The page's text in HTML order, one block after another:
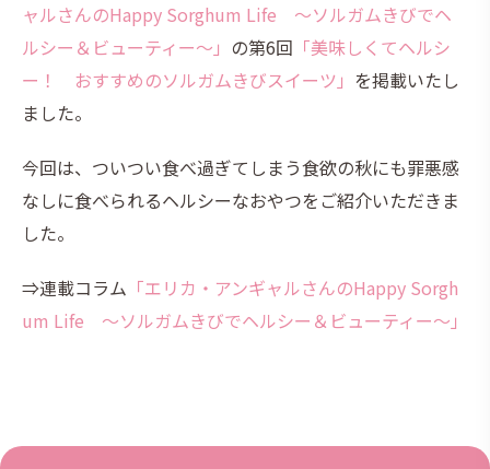
ャルさんのHappy Sorghum Life ～ソルガムきびでヘ
ルシー＆ビューティー～」 の第6回 「美味しくてヘルシ
ー！ おすすめのソルガムきびスイーツ」 を掲載いたし
ました。
今回は、ついつい食べ過ぎてしまう食欲の秋にも罪悪感
なしに食べられるヘルシーなおやつをご紹介いただきま
した。
⇒連載コラム 「エリカ・アンギャルさんのHappy Sorgh
um Life ～ソルガムきびでヘルシー＆ビューティー～」